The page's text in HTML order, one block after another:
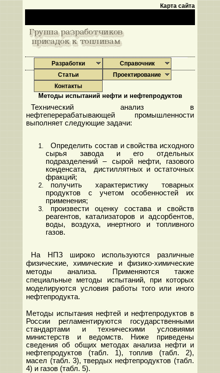
Карта сайта
Разработки
Справочник
Статьи
Проектирование
Контакты
Методы испытаний нефти и нефтепродуктов
Технический анализ в
нефтеперерабатывающей промышленности
выполняет следующие задачи:
Определить состав и свойства исходного
сырья завода и его отдельных
подразделений – сырой нефти, газового
конденсата, дистиллятных и остаточных
фракций;
получить характеристику товарных
продуктов с учетом особенностей их
применения;
произвести оценку состава и свойств
реагентов, катализаторов и адсорбентов,
воды, воздуха, инертного и топливного
газов.
На НПЗ широко используются различные
физические, химические и физико-химические
методы анализа. Применяются также
специальные методы испытаний, при которых
моделируются условия работы того или иного
нефтепродукта.
Методы испытания нефтей и нефтепродуктов в
России регламентируются государственными
стандартами и техническими условиями
министерств и ведомств. Ниже приведены
сведения об общих методах анализа нефти и
нефтепродуктов (табл. 1), топлив (табл. 2),
масел (табл. 3), твердых нефтепродуктов (табл.
4) и газов (табл. 5).